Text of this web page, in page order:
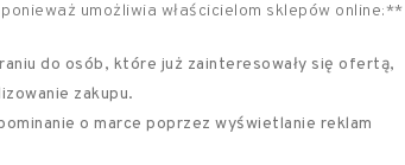
umożliwia właścicielom sklepów online:**
do osób, które już zainteresowały się ofertą,
zakupu.
o marce poprzez wyświetlanie reklam